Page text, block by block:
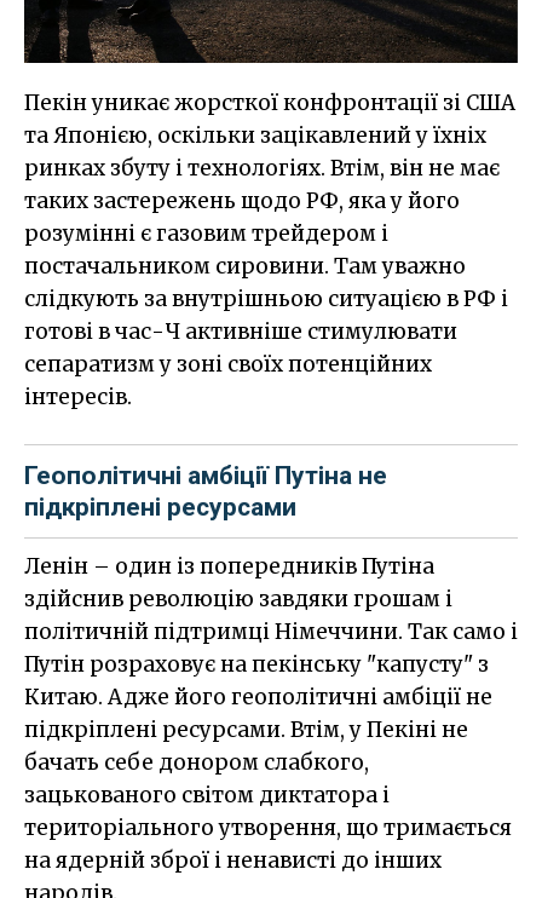
Пекін уникає жорсткої конфронтації зі США
та Японією, оскільки зацікавлений у їхніх
ринках збуту і технологіях. Втім, він не має
таких застережень щодо РФ, яка у його
розумінні є газовим трейдером і
постачальником сировини. Там уважно
слідкують за внутрішньою ситуацією в РФ і
готові в час-Ч активніше стимулювати
сепаратизм у зоні своїх потенційних
інтересів.
Геополітичні амбіції Путіна не
підкріплені ресурсами
Ленін – один із попередників Путіна
здійснив революцію завдяки грошам і
політичній підтримці Німеччини. Так само і
Путін розраховує на пекінську "капусту" з
Китаю. Адже його геополітичні амбіції не
підкріплені ресурсами. Втім, у Пекіні не
бачать себе донором слабкого,
зацькованого світом диктатора і
територіального утворення, що тримається
на ядерній зброї і ненависті до інших